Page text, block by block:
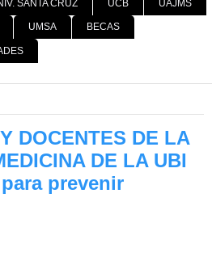
SANTA CRUZ UCB UAJMS
UMSA BECAS
DOCENTES DE LA
DE LA UBI
prevenir